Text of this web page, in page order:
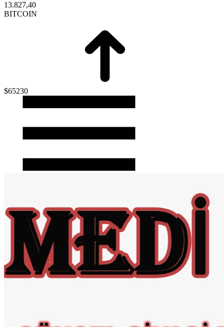
13.827,40
BITCOIN
$65230